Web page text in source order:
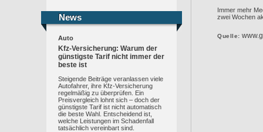
News
News
Auto
Kfz-Versicherung: Warum der
günstigste Tarif nicht immer der
beste ist
Steigende Beiträge veranlassen viele
Autofahrer, ihre Kfz-Versicherung
regelmäßig zu überprüfen. Ein
Preisvergleich lohnt sich – doch der
günstigste Tarif ist nicht automatisch
die beste Wahl. Entscheidend ist,
welche Leistungen im Schadenfall
tatsächlich vereinbart sind.
Immer mehr
zwei Wochen
Quelle: